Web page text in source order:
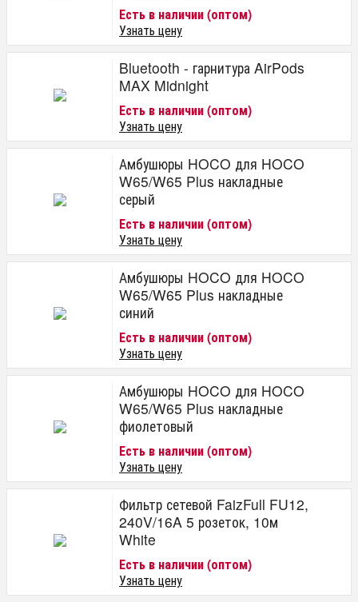
Есть в наличии (оптом)
Узнать цену
Bluetooth - гарнитура AirPods
MAX Midnight
Есть в наличии (оптом)
Узнать цену
Амбушюры HOCO для HOCO
W65/W65 Plus накладные
серый
Есть в наличии (оптом)
Узнать цену
Амбушюры HOCO для HOCO
W65/W65 Plus накладные
синий
Есть в наличии (оптом)
Узнать цену
Амбушюры HOCO для HOCO
W65/W65 Plus накладные
фиолетовый
Есть в наличии (оптом)
Узнать цену
Фильтр сетевой FaizFull FU12,
240V/16A 5 розеток, 10м
White
Есть в наличии (оптом)
Узнать цену